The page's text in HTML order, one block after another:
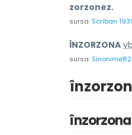
zorzonez.
sursa: Scriban
ÎNZORZONA
sursa: